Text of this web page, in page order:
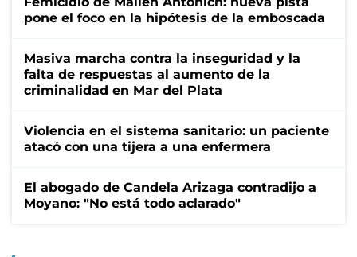
pone el foco en la hipótesis de la emboscada
Masiva marcha contra la inseguridad y la
falta de respuestas al aumento de la
criminalidad en Mar del Plata
Violencia en el sistema sanitario: un paciente
atacó con una tijera a una enfermera
El abogado de Candela Arizaga contradijo a
Moyano: "No está todo aclarado"